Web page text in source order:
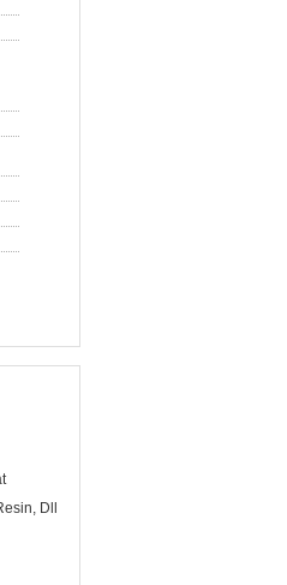
Dll